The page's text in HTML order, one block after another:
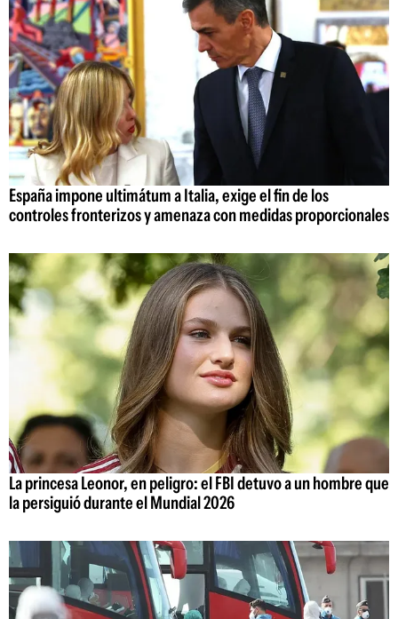
España impone ultimátum a Italia, exige el fin de los
controles fronterizos y amenaza con medidas proporcionales
La princesa Leonor, en peligro: el FBI detuvo a un hombre que
la persiguió durante el Mundial 2026